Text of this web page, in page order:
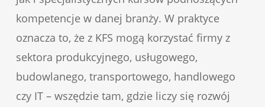
kompetencje w danej branży. W praktyce
oznacza to, że z KFS mogą korzystać firmy z
sektora produkcyjnego, usługowego,
budowlanego, transportowego, handlowego
czy IT – wszędzie tam, gdzie liczy się rozwój